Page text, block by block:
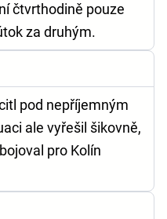
čtvrthodině pouze
za druhým.
pod nepříjemným
ale vyřešil šikovně,
pro Kolín